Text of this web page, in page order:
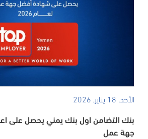
الأحد, 18 يناير, 2026
بنك التضامن اول بنك يمني يحصل على
جهة عمل